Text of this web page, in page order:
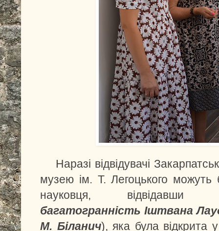
Наразі відвідувачі
музею ім. Т. Легоцького можуть
науковця,
багатогранність Іштвана
М. Біланич), яка була відкрита